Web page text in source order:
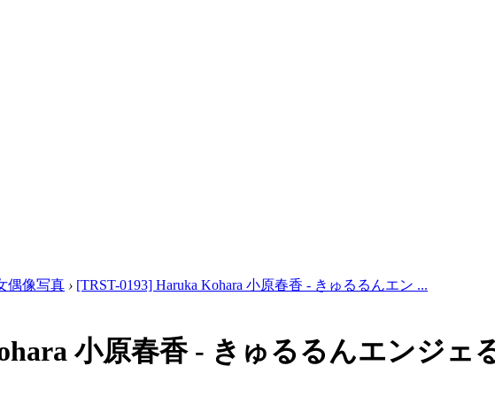
偶像写真 › [TRST-0193] Haruka Kohara 小原春香 - きゅるるんエン ...
小原春香 - きゅるるんエンジェ